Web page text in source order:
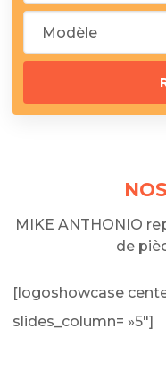
MIKE ANTHONIO
de
[logoshowcase
slides_column= »5″]